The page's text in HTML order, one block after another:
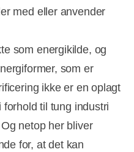
med eller anvender
som energikilde, og
som er
ikke er en oplagt
til tung industri
netop her bliver
for, at det kan